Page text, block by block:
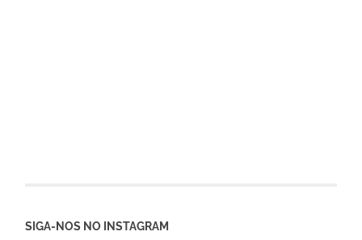
SIGA-NOS NO INSTAGRAM